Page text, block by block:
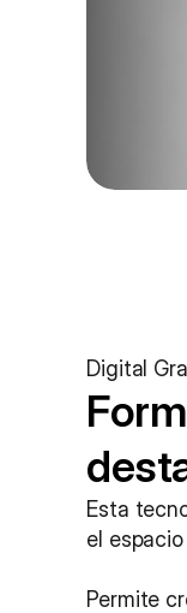
Digital
Esta
el
Permite